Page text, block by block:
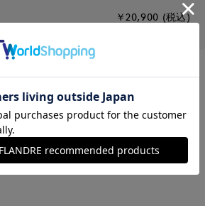
￥20,900 (税込)